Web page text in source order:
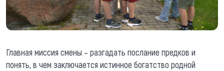
Главная миссия смены – разгадать послание предков и
понять, в чем заключается истинное богатство родной